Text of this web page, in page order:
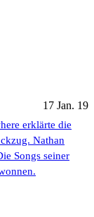
17 Jan. 19
erklärte die
Nathan
Songs seiner